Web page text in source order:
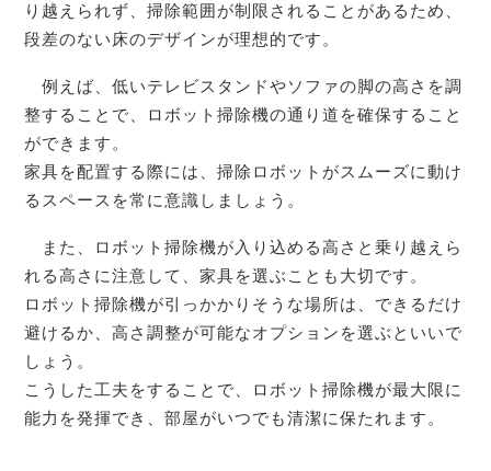
り越えられず、掃除範囲が制限されることがあるため、
段差のない床のデザインが理想的です。
例えば、低いテレビスタンドやソファの脚の高さを調
整することで、ロボット掃除機の通り道を確保すること
ができます。
家具を配置する際には、掃除ロボットがスムーズに動け
るスペースを常に意識しましょう。
また、ロボット掃除機が入り込める高さと乗り越えら
れる高さに注意して、家具を選ぶことも大切です。
ロボット掃除機が引っかかりそうな場所は、できるだけ
避けるか、高さ調整が可能なオプションを選ぶといいで
しょう。
こうした工夫をすることで、ロボット掃除機が最大限に
能力を発揮でき、部屋がいつでも清潔に保たれます。